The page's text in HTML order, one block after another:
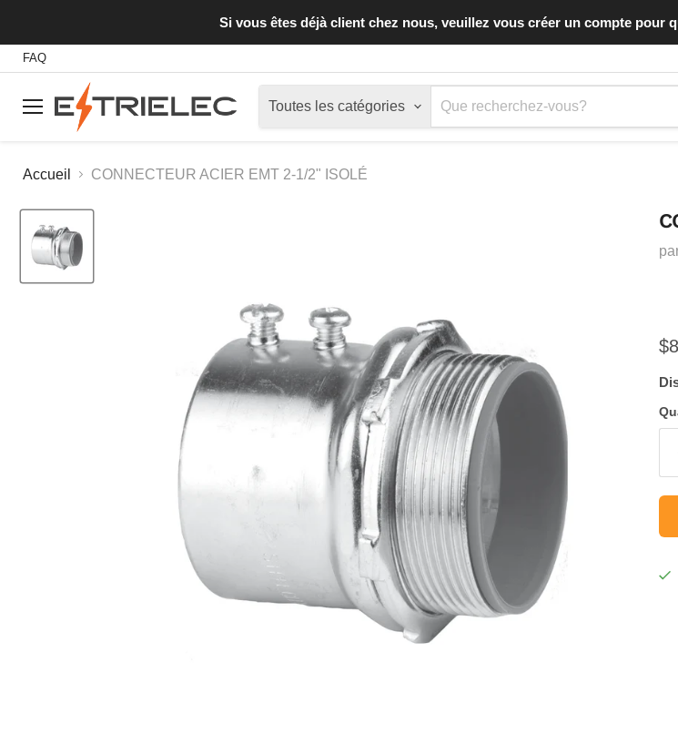
Si vous êtes déjà client chez nous, veuillez vous créer un compte pour
FAQ
Menu
Toutes les catégories
Accueil
CONNECTEUR ACIER EMT 2-1/2" ISOLÉ